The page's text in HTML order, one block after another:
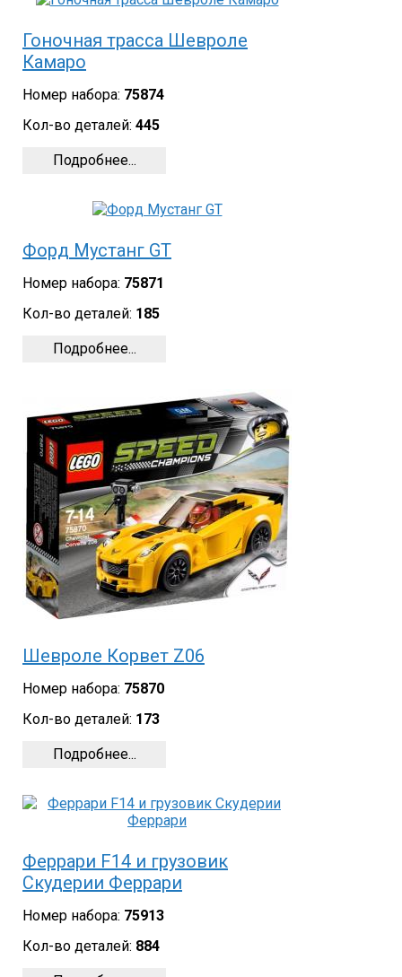
Гоночная трасса Шевроле
Камаро
Номер набора: 75874
Кол-во деталей: 445
Подробнее...
Форд Мустанг GT
Номер набора: 75871
Кол-во деталей: 185
Подробнее...
Шевроле Корвет Z06
Номер набора: 75870
Кол-во деталей: 173
Подробнее...
Феррари F14 и грузовик
Скудерии Феррари
Номер набора: 75913
Кол-во деталей: 884